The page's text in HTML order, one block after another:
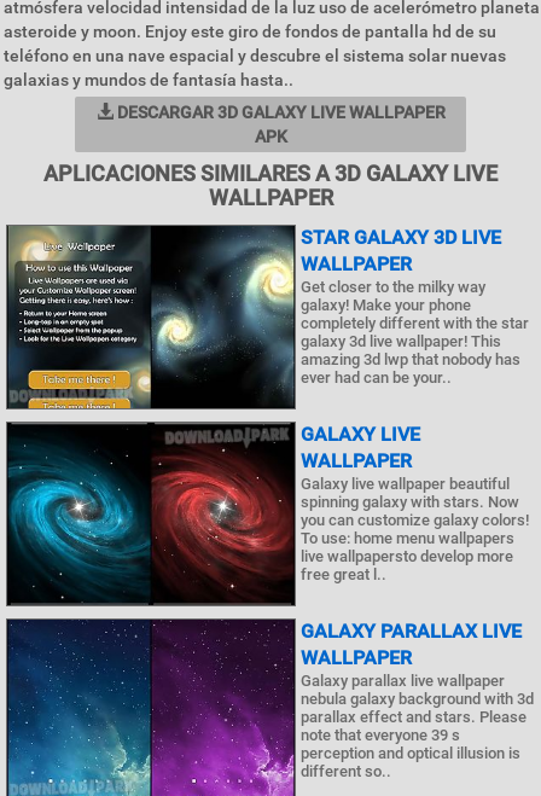
atmósfera velocidad intensidad de la luz uso de acelerómetro planeta
asteroide y moon. Enjoy este giro de fondos de pantalla hd de su
teléfono en una nave espacial y descubre el sistema solar nuevas
galaxias y mundos de fantasía hasta..
DESCARGAR 3D GALAXY LIVE WALLPAPER
APK
APLICACIONES SIMILARES A 3D GALAXY LIVE
WALLPAPER
STAR GALAXY 3D LIVE
WALLPAPER
Get closer to the milky way
galaxy! Make your phone
completely different with the star
galaxy 3d live wallpaper! This
amazing 3d lwp that nobody has
ever had can be your..
GALAXY LIVE
WALLPAPER
Galaxy live wallpaper beautiful
spinning galaxy with stars. Now
you can customize galaxy colors!
To use: home menu wallpapers
live wallpapersto develop more
free great l..
GALAXY PARALLAX LIVE
WALLPAPER
Galaxy parallax live wallpaper
nebula galaxy background with 3d
parallax effect and stars. Please
note that everyone 39 s
perception and optical illusion is
different so..